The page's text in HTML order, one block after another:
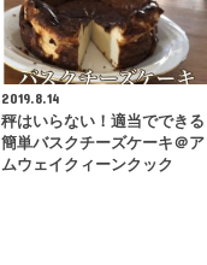
2019.8.14
秤はいらない！適当でできる
簡単バスクチーズケーキ＠ア
ムウェイクィーンクック